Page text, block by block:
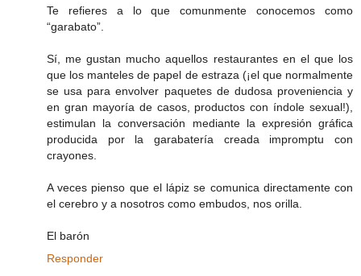
Te refieres a lo que comunmente conocemos como
“garabato”.
Sí, me gustan mucho aquellos restaurantes en el que los
que los manteles de papel de estraza (¡el que normalmente
se usa para envolver paquetes de dudosa proveniencia y
en gran mayoría de casos, productos con índole sexual!),
estimulan la conversación mediante la expresión gráfica
producida por la garabatería creada impromptu con
crayones.
A veces pienso que el lápiz se comunica directamente con
el cerebro y a nosotros como embudos, nos orilla.
El barón
Responder